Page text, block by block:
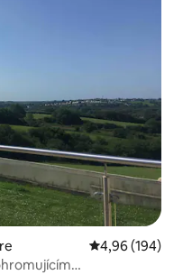
Průměrné
4,96 (194)